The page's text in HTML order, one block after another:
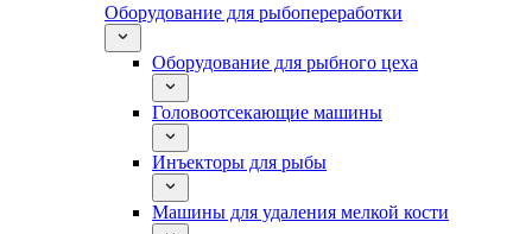
Оборудование для рыбопереработки
Оборудование для рыбного цеха
Головоотсекающие машины
Инъекторы для рыбы
Машины для удаления мелкой кости